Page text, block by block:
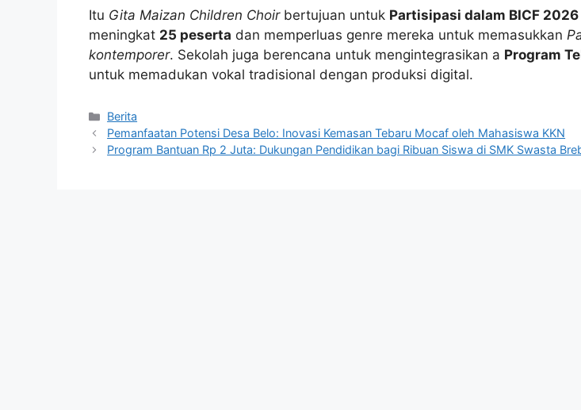
Itu Gita Maizan Children Choirbertujuan untuk Partisipasi dalam BICF 2026
meningkat 25 peserta dan memperluas genre mereka untuk memasukkan
kontemporer. Sekolah juga berencana untuk mengintegrasikan a Program
untuk memadukan vokal tradisional dengan produksi digital.
Kategori
Berita
Pemanfaatan Potensi Desa Belo: Inovasi Kemasan Tebaru Mocaf oleh Mahasiswa KKN
Program Bantuan Rp 2 Juta: Dukungan Pendidikan bagi Ribuan Siswa di SMK Swasta